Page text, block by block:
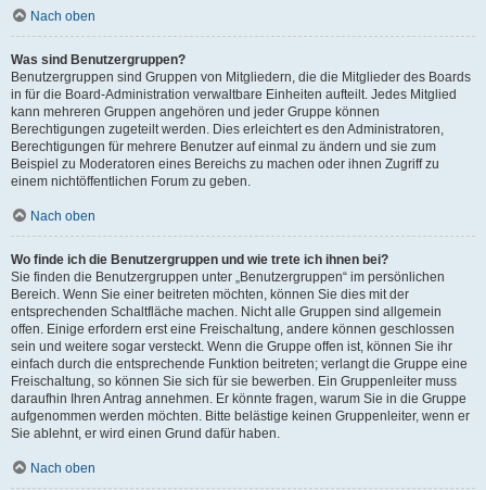
Nach oben
Was sind Benutzergruppen?
Benutzergruppen sind Gruppen von Mitgliedern, die die Mitglieder des Boards
in für die Board-Administration verwaltbare Einheiten aufteilt. Jedes Mitglied
kann mehreren Gruppen angehören und jeder Gruppe können
Berechtigungen zugeteilt werden. Dies erleichtert es den Administratoren,
Berechtigungen für mehrere Benutzer auf einmal zu ändern und sie zum
Beispiel zu Moderatoren eines Bereichs zu machen oder ihnen Zugriff zu
einem nichtöffentlichen Forum zu geben.
Nach oben
Wo finde ich die Benutzergruppen und wie trete ich ihnen bei?
Sie finden die Benutzergruppen unter „Benutzergruppen“ im persönlichen
Bereich. Wenn Sie einer beitreten möchten, können Sie dies mit der
entsprechenden Schaltfläche machen. Nicht alle Gruppen sind allgemein
offen. Einige erfordern erst eine Freischaltung, andere können geschlossen
sein und weitere sogar versteckt. Wenn die Gruppe offen ist, können Sie ihr
einfach durch die entsprechende Funktion beitreten; verlangt die Gruppe eine
Freischaltung, so können Sie sich für sie bewerben. Ein Gruppenleiter muss
daraufhin Ihren Antrag annehmen. Er könnte fragen, warum Sie in die Gruppe
aufgenommen werden möchten. Bitte belästige keinen Gruppenleiter, wenn er
Sie ablehnt, er wird einen Grund dafür haben.
Nach oben